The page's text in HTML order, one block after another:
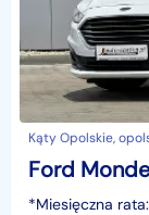
Kąty Opolskie,
*Miesięczna